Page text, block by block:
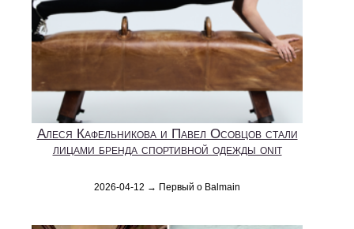
Алеся Кафельникова и Павел Осовцов стали
лицами бренда спортивной одежды onit
2026-04-12 → Первый о Balmain